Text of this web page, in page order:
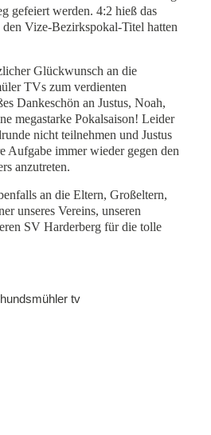
gefeiert werden. 4:2 hieß das
Vize-Bezirkspokal-Titel hatten
Glückwunsch an die
TVs zum verdienten
Dankeschön an Justus, Noah,
megastarke Pokalsaison! Leider
nicht teilnehmen und Justus
Aufgabe immer wieder gegen den
anzutreten.
an die Eltern, Großeltern,
unseres Vereins, unseren
SV Harderberg für die tolle